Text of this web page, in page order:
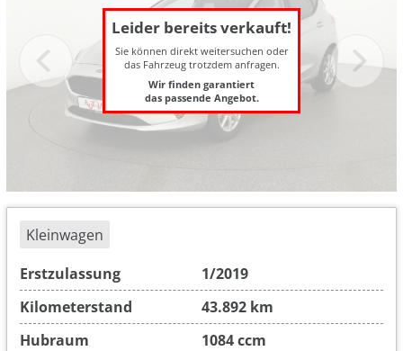
Leider bereits verkauft!
Sie können direkt weitersuchen oder
das Fahrzeug trotzdem anfragen.
Wir finden garantiert
das passende Angebot.
Kleinwagen
Erstzulassung
1/2019
Kilometerstand
43.892 km
Hubraum
1084 ccm